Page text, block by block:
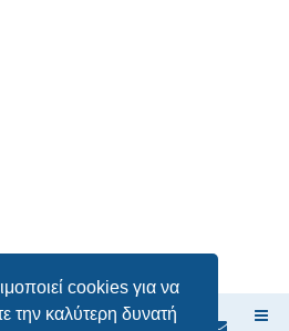
cookies για να
την καλύτερη δυνατή